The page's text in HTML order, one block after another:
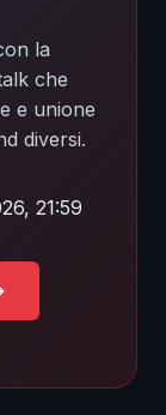
la
che
e unione
diversi.
21:59